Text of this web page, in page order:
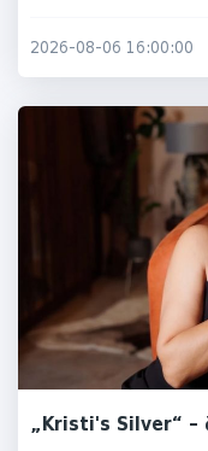
2026-08-06 16:00:00
„Kristi's Silver“ –